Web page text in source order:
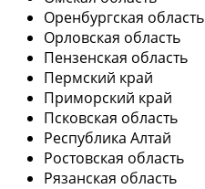
Оренбургская область
Орловская область
Пензенская область
Пермский край
Приморский край
Псковская область
Республика Алтай
Ростовская область
Рязанская область